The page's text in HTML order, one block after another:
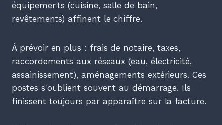
équipements (cuisine, salle de bain,
revêtements) affinent le chiffre.
À prévoir en plus : frais de notaire, taxes,
raccordements aux réseaux (eau, électricité,
assainissement), aménagements extérieurs. Ces
postes s'oublient souvent au démarrage. Ils
finissent toujours par apparaître sur la facture.